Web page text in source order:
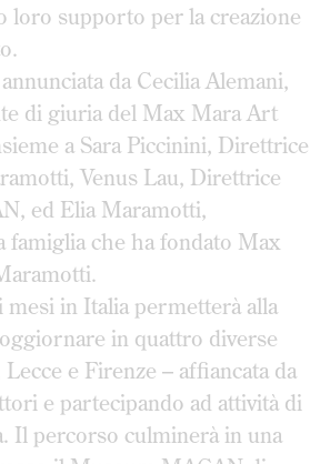
loro supporto per la creazione
da Cecilia Alemani,
di giuria del Max Mara Art
a Sara Piccinini, Direttrice
Venus Lau, Direttrice
ed Elia Maramotti,
famiglia che ha fondato Max
mesi in Italia permetterà alla
in quattro diverse
e Firenze – affiancata da
e partecipando ad attività di
Il percorso culminerà in una